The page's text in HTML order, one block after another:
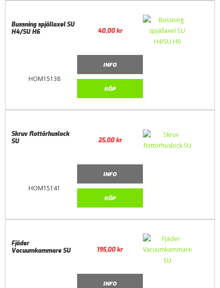
HOM15138
Bussning spjällaxel SU
H4/SU H6
40,00kr
INFO
KÖP
HOM15141
Skruv flottörhuslock
SU
25,00kr
INFO
KÖP
Fjäder
Vacuumkammare SU
195,00kr
INFO